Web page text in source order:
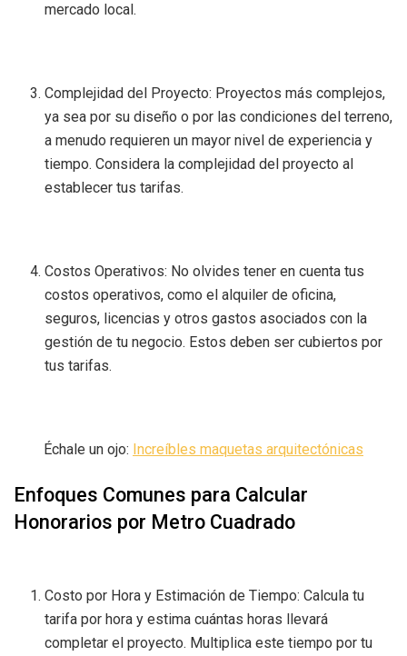
mercado local.
Complejidad del Proyecto: Proyectos más complejos,
ya sea por su diseño o por las condiciones del terreno,
a menudo requieren un mayor nivel de experiencia y
tiempo. Considera la complejidad del proyecto al
establecer tus tarifas.
Costos Operativos: No olvides tener en cuenta tus
costos operativos, como el alquiler de oficina,
seguros, licencias y otros gastos asociados con la
gestión de tu negocio. Estos deben ser cubiertos por
tus tarifas.
Échale un ojo: Increíbles maquetas arquitectónicas
Enfoques Comunes para Calcular
Honorarios por Metro Cuadrado
Costo por Hora y Estimación de Tiempo: Calcula tu
tarifa por hora y estima cuántas horas llevará
completar el proyecto. Multiplica este tiempo por tu